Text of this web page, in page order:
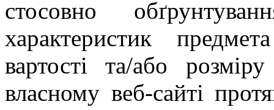
стосовно
характеристик
вартості та/або
власному веб-сайті